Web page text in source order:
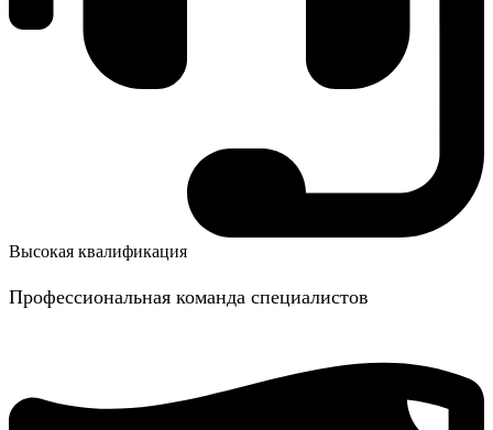
Высокая квалификация
Профессиональная команда специалистов